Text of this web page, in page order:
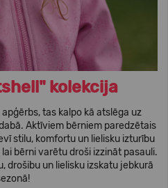
kolekcija
tas kalpo kā atslēga uz
Aktīviem bērniem paredzētais
stilu, komfortu un lielisku izturību
bērni varētu droši izzināt pasauli.
drošibu un lielisku izskatu jebkurā